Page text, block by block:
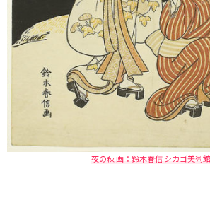
夜の萩 画：鈴木春信 シカゴ美術